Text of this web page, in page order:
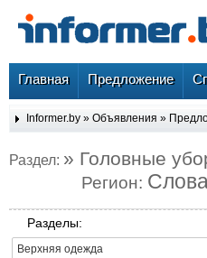
Главная Предложение
Informer.by » Объявления »
Раздел: » Головные
Регион:
Разделы:
Верхняя одежда